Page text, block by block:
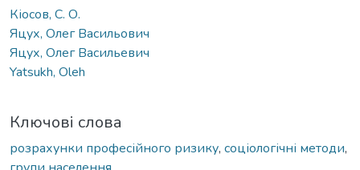
Кіосов, С. О.
Яцух, Олег Васильович
Яцух, Олег Васильевич
Yatsukh, Oleh
Ключові слова
розрахунки професійного ризику, соціологічні методи,